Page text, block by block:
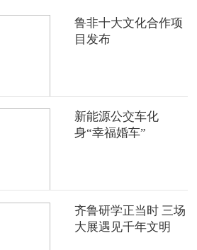
鲁非十大文化合作项
目发布
新能源公交车化
身“幸福婚车”
齐鲁研学正当时 三场
大展遇见千年文明